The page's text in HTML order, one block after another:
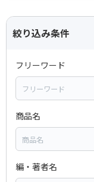
絞り込み条件
フリーワード
商品名
編・著者名